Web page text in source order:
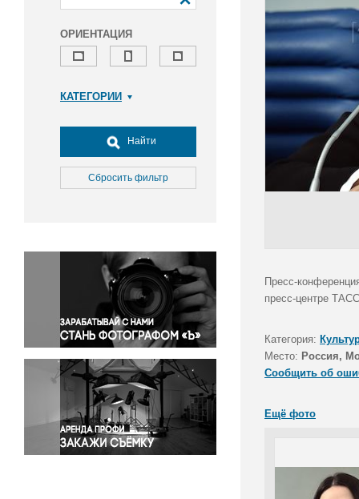
ОРИЕНТАЦИЯ
КАТЕГОРИИ
Досуг, туризм и отдых
Культура
Медицина
Окружающая среда
Политика
Правосудие
Происшествия и конфликты
Религия
Светская жизнь
Спорт
Экология
Экономика и бизнес
Найти
Сбросить фильтр
Пресс-
пресс-центре
Категория:
Место: Россия,
Сообщить об
Ещё фото